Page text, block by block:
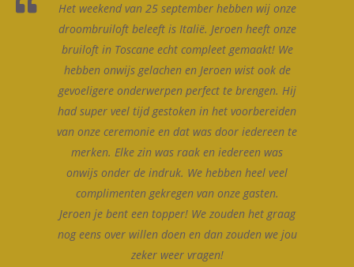
Het weekend van 25 september hebben wij onze
droombruiloft beleeft is Italië. Jeroen heeft onze
bruiloft in Toscane echt compleet gemaakt! We
hebben onwijs gelachen en Jeroen wist ook de
gevoeligere onderwerpen perfect te brengen. Hij
had super veel tijd gestoken in het voorbereiden
van onze ceremonie en dat was door iedereen te
merken. Elke zin was raak en iedereen was
onwijs onder de indruk. We hebben heel veel
complimenten gekregen van onze gasten.
Jeroen je bent een topper! We zouden het graag
nog eens over willen doen en dan zouden we jou
zeker weer vragen!